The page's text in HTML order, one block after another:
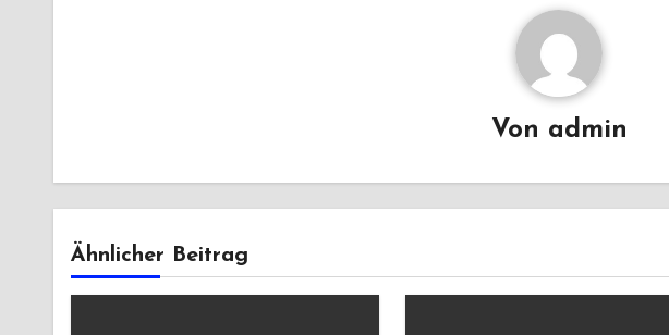
Von admin
Ähnlicher Beitrag